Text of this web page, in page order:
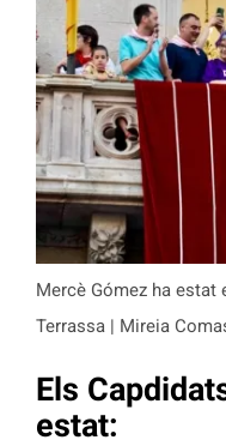
Mercè Gómez ha estat
Terrassa | Mireia
Els
estat: